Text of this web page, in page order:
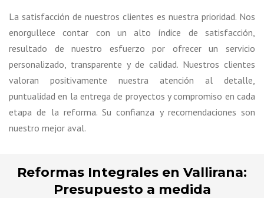
La satisfacción de nuestros clientes es nuestra prioridad. Nos
enorgullece contar con un alto índice de satisfacción,
resultado de nuestro esfuerzo por ofrecer un servicio
personalizado, transparente y de calidad. Nuestros clientes
valoran positivamente nuestra atención al detalle,
puntualidad en la entrega de proyectos y compromiso en cada
etapa de la reforma. Su confianza y recomendaciones son
nuestro mejor aval.
Reformas Integrales en Vallirana:
Presupuesto a medida